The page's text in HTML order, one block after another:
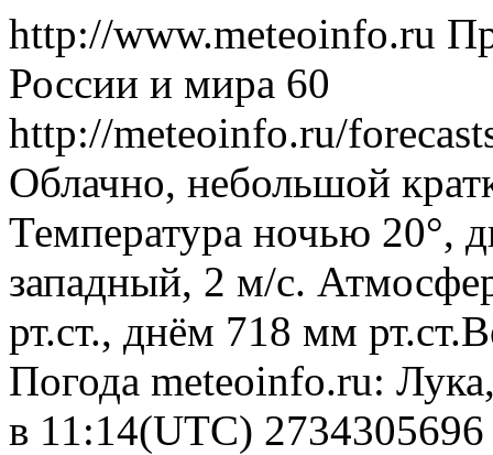
http://www.meteoinfo.ru
России и мира 60
http://meteoinfo.ru/
Облачно, небольшой
Температура ночью 20°,
западный, 2 м/с.
рт.ст., днём 718 мм
Погода meteoinfo.ru:
в 11:14(UTC) 2734305696